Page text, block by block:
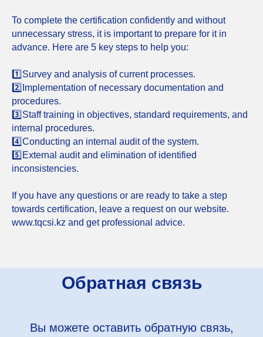
To complete the certification confidently and without
unnecessary stress, it is important to prepare for it in
advance. Here are 5 key steps to help you:
1️⃣Survey and analysis of current processes.
2️⃣Implementation of necessary documentation and
procedures.
3️⃣Staff training in objectives, standard requirements, and
internal procedures.
4️⃣Conducting an internal audit of the system.
5️⃣External audit and elimination of identified
inconsistencies.
If you have any questions or are ready to take a step
towards certification, leave a request on our website.
www.tqcsi.kz and get professional advice.
Обратная связь
Вы можете оставить обратную связь,